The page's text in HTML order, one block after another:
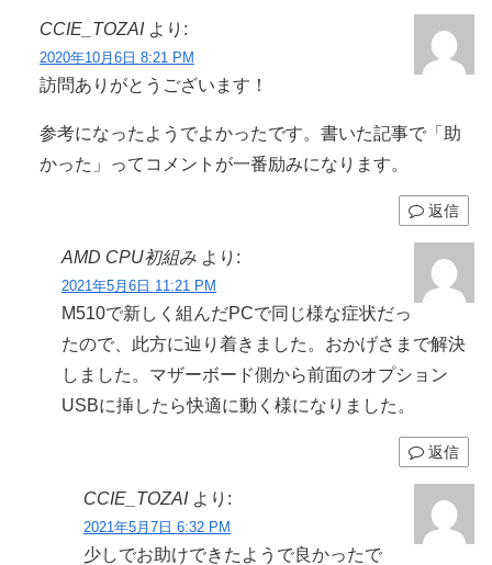
CCIE_TOZAI より:
2020年10月6日 8:21 PM
訪問ありがとうございます！
参考になったようでよかったです。書いた記事で「助
かった」ってコメントが一番励みになります。
返信
AMD CPU初組み より:
2021年5月6日 11:21 PM
M510で新しく組んだPCで同じ様な症状だっ
たので、此方に辿り着きました。おかげさまで解決
しました。マザーボード側から前面のオプション
USBに挿したら快適に動く様になりました。
返信
CCIE_TOZAI より:
2021年5月7日 6:32 PM
少しでお助けできたようで良かったで